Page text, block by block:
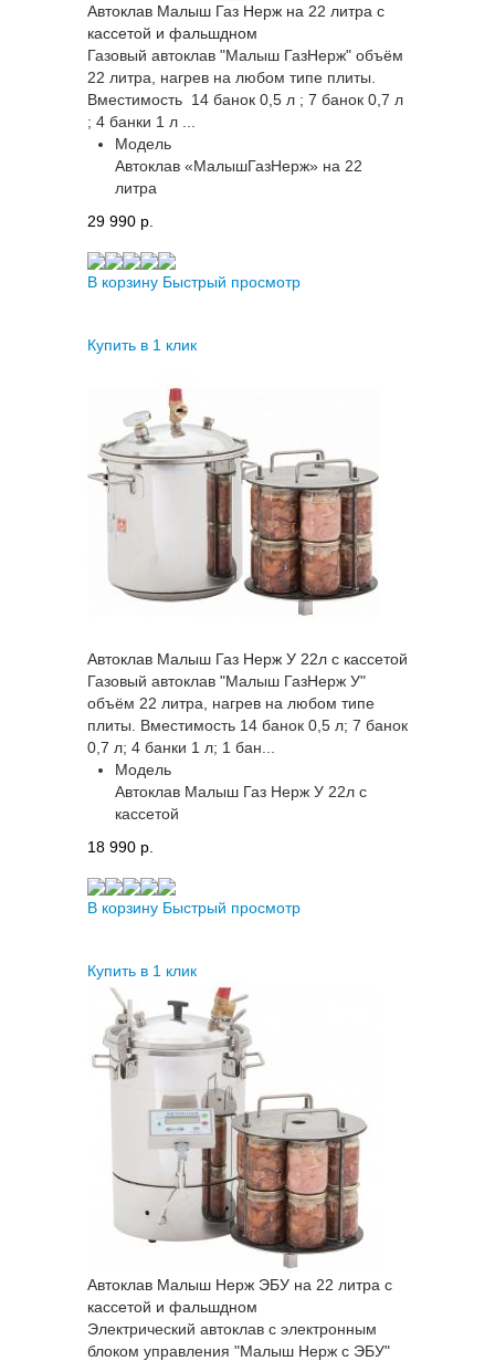
Автоклав Малыш Газ Нерж на 22 литра с
кассетой и фальшдном
Газовый автоклав "Малыш ГазНерж" объём
22 литра, нагрев на любом типе плиты.
Вместимость 14 банок 0,5 л ; 7 банок 0,7 л
; 4 банки 1 л ...
Модель
Автоклав «МалышГазНерж» на 22
литра
29 990 p.
В корзину Быстрый просмотр
Купить в 1 клик
Автоклав Малыш Газ Нерж У 22л с кассетой
Газовый автоклав "Малыш ГазНерж У"
объём 22 литра, нагрев на любом типе
плиты. Вместимость 14 банок 0,5 л; 7 банок
0,7 л; 4 банки 1 л; 1 бан...
Модель
Автоклав Малыш Газ Нерж У 22л с
кассетой
18 990 p.
В корзину Быстрый просмотр
Купить в 1 клик
Автоклав Малыш Нерж ЭБУ на 22 литра с
кассетой и фальшдном
Электрический автоклав с электронным
блоком управления "Малыш Нерж с ЭБУ"